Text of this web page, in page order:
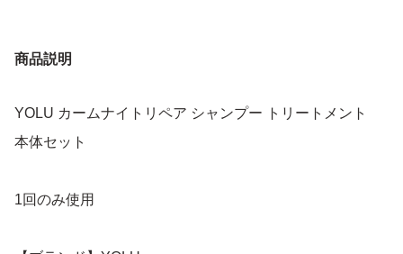
商品説明
YOLU カームナイトリペア シャンプー トリートメント
本体セット
1回のみ使用